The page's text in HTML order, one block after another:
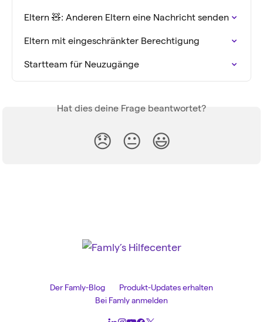
Eltern 🧸: Anderen Eltern eine Nachricht senden
Eltern mit eingeschränkter Berechtigung
Startteam für Neuzugänge
Hat dies deine Frage beantwortet?
😞 😐 😃
Der Famly-Blog
Produkt-Updates erhalten
Bei Famly anmelden